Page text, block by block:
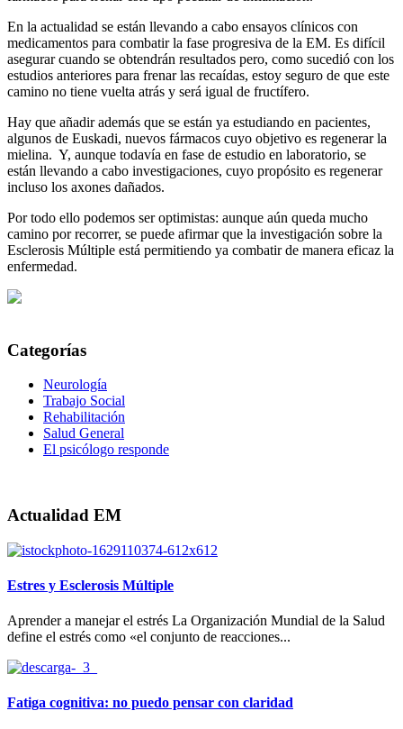
En la actualidad se están llevando a cabo ensayos clínicos con
medicamentos para combatir la fase progresiva de la EM. Es difícil
asegurar cuando se obtendrán resultados pero, como sucedió con los
estudios anteriores para frenar las recaídas, estoy seguro de que este
camino no tiene vuelta atrás y será igual de fructífero.
Hay que añadir además que se están ya estudiando en pacientes,
algunos de Euskadi, nuevos fármacos cuyo objetivo es regenerar la
mielina. Y, aunque todavía en fase de estudio en laboratorio, se
están llevando a cabo investigaciones, cuyo propósito es regenerar
incluso los axones dañados.
Por todo ello podemos ser optimistas: aunque aún queda mucho
camino por recorrer, se puede afirmar que la investigación sobre la
Esclerosis Múltiple está permitiendo ya combatir de manera eficaz la
enfermedad.
Categorías
Neurología
Trabajo Social
Rehabilitación
Salud General
El psicólogo responde
Actualidad EM
Estres y Esclerosis Múltiple
Aprender a manejar el estrés La Organización Mundial de la Salud
define el estrés como «el conjunto de reacciones...
Fatiga cognitiva: no puedo pensar con claridad